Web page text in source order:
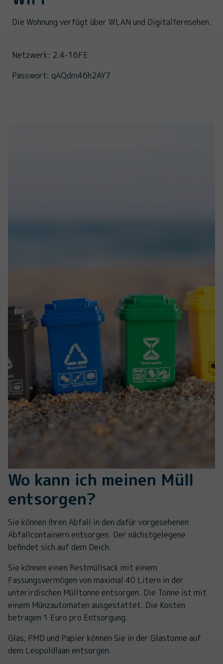
Die Wohnung verfügt über WLAN und Digitalfernsehen.
Netzwerk: 2.4-16FE
Passwort: qAQdm46h2AY7
Wo kann ich meinen Müll
entsorgen?
Sie können Ihren Abfall in den dafür vorgesehenen
Abfallcontainern entsorgen. Der nächstgelegene
befindet sich auf dem Deich.
Sie können einen Restmüllsack mit einem
Fassungsvermögen von maximal 40 Litern in der
unterirdischen Mülltonne entsorgen. Die Tonne ist mit
einem Münzautomaten ausgestattet. Die Kosten
betragen 1 Euro pro Entsorgung.
Glas, PMD und Papier können Sie in der Glastonne auf
dem Leopoldlaan entsorgen.